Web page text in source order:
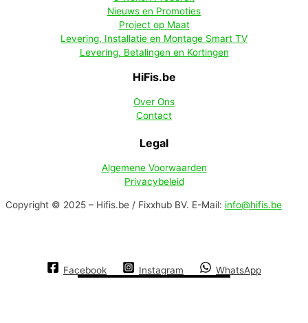
Nieuws en Promoties
Project op Maat
Levering, Installatie en Montage Smart TV
Levering, Betalingen en Kortingen
HiFis.be
Over Ons
Contact
Legal
Algemene Voorwaarden
Privacybeleid
Copyright © 2025 – Hifis.be / Fixxhub BV. E-Mail: info@hifis.be
Facebook Instagram WhatsApp